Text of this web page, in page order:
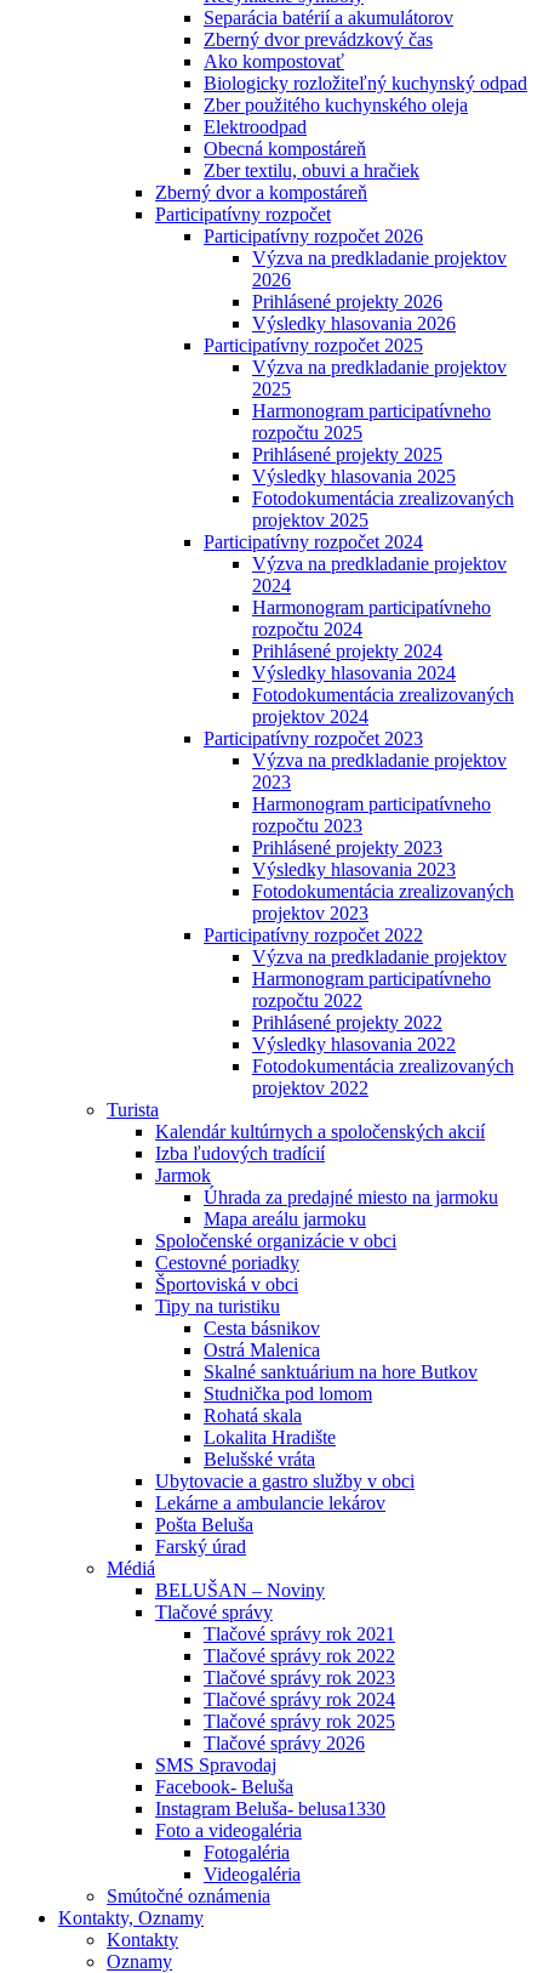
Separácia batérií a akumulátorov
Zberný dvor prevádzkový čas
Ako kompostovať
Biologicky rozložiteľný kuchynský odpad
Zber použitého kuchynského oleja
Elektroodpad
Obecná kompostáreň
Zber textilu, obuvi a hračiek
Zberný dvor a kompostáreň
Participatívny rozpočet
Participatívny rozpočet 2026
Výzva na predkladanie projektov
2026
Prihlásené projekty 2026
Výsledky hlasovania 2026
Participatívny rozpočet 2025
Výzva na predkladanie projektov
2025
Harmonogram participatívneho
rozpočtu 2025
Prihlásené projekty 2025
Výsledky hlasovania 2025
Fotodokumentácia zrealizovaných
projektov 2025
Participatívny rozpočet 2024
Výzva na predkladanie projektov
2024
Harmonogram participatívneho
rozpočtu 2024
Prihlásené projekty 2024
Výsledky hlasovania 2024
Fotodokumentácia zrealizovaných
projektov 2024
Participatívny rozpočet 2023
Výzva na predkladanie projektov
2023
Harmonogram participatívneho
rozpočtu 2023
Prihlásené projekty 2023
Výsledky hlasovania 2023
Fotodokumentácia zrealizovaných
projektov 2023
Participatívny rozpočet 2022
Výzva na predkladanie projektov
Harmonogram participatívneho
rozpočtu 2022
Prihlásené projekty 2022
Výsledky hlasovania 2022
Fotodokumentácia zrealizovaných
projektov 2022
Turista
Kalendár kultúrnych a spoločenských akcií
Izba ľudových tradícií
Jarmok
Úhrada za predajné miesto na jarmoku
Mapa areálu jarmoku
Spoločenské organizácie v obci
Cestovné poriadky
Športoviská v obci
Tipy na turistiku
Cesta básnikov
Ostrá Malenica
Skalné sanktuárium na hore Butkov
Studnička pod lomom
Rohatá skala
Lokalita Hradište
Belušské vráta
Ubytovacie a gastro služby v obci
Lekárne a ambulancie lekárov
Pošta Beluša
Farský úrad
Médiá
BELUŠAN – Noviny
Tlačové správy
Tlačové správy rok 2021
Tlačové správy rok 2022
Tlačové správy rok 2023
Tlačové správy rok 2024
Tlačové správy rok 2025
Tlačové správy 2026
SMS Spravodaj
Facebook- Beluša
Instagram Beluša- belusa1330
Foto a videogaléria
Fotogaléria
Videogaléria
Smútočné oznámenia
Kontakty, Oznamy
Kontakty
Oznamy